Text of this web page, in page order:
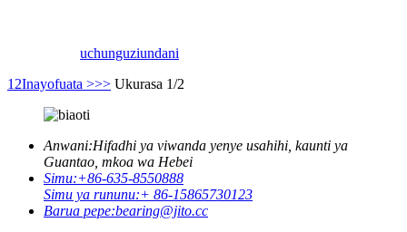
uchunguziundani
1 2Inayofuata >>> Ukurasa 1/2
Anwani:Hifadhi ya viwanda yenye usahihi, kaunti ya
Guantao, mkoa wa Hebei
Simu:+86-635-8550888
Simu ya rununu:+ 86-15865730123
Barua pepe:bearing@jito.cc